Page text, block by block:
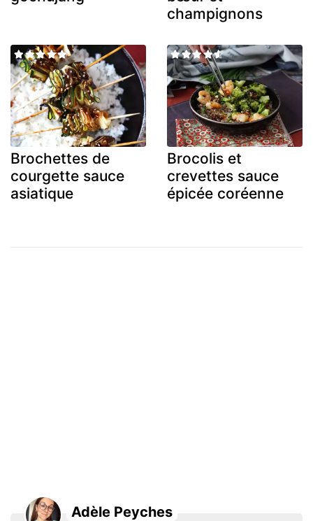
champignons
Brochettes de
courgette sauce
asiatique
Brocolis et
crevettes sauce
épicée coréenne
Adèle Peyches